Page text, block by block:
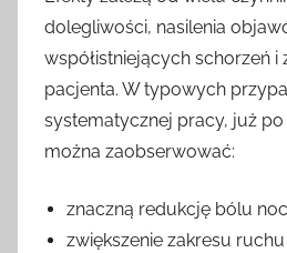
dolegliwości, nasilenia
współistniejących schorzeń i
pacjenta. W typowych
systematycznej pracy, już
można zaobserwować:
znaczną redukcję bólu
zwiększenie zakresu